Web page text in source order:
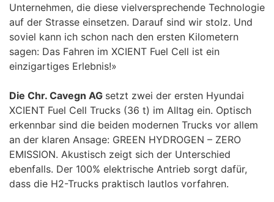
Unternehmen, die diese vielversprechende Technologie
auf der Strasse einsetzen. Darauf sind wir stolz. Und
soviel kann ich schon nach den ersten Kilometern
sagen: Das Fahren im XCIENT Fuel Cell ist ein
einzigartiges Erlebnis!»
Die Chr. Cavegn AG setzt zwei der ersten Hyundai
XCIENT Fuel Cell Trucks (36 t) im Alltag ein. Optisch
erkennbar sind die beiden modernen Trucks vor allem
an der klaren Ansage: GREEN HYDROGEN – ZERO
EMISSION. Akustisch zeigt sich der Unterschied
ebenfalls. Der 100% elektrische Antrieb sorgt dafür,
dass die H2-Trucks praktisch lautlos vorfahren.